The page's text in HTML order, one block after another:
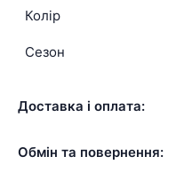
Колір
Сезон
Доставка і оплата:
Обмін та повернення: